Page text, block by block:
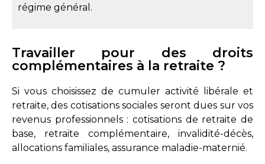
régime général.
Travailler pour des droits
complémentaires à la retraite ?
Si vous choisissez de cumuler activité libérale et
retraite, des cotisations sociales seront dues sur vos
revenus professionnels : cotisations de retraite de
base, retraite complémentaire, invalidité-décès,
allocations familiales, assurance maladie-maternié.